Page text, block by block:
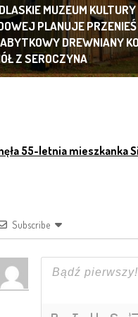
MUZEUM KULTURY
PLANUJE PRZENIEŚ
DREWNIANY KO
Z SEROCZYNA
55-letnia mieszkanka
Subscribe